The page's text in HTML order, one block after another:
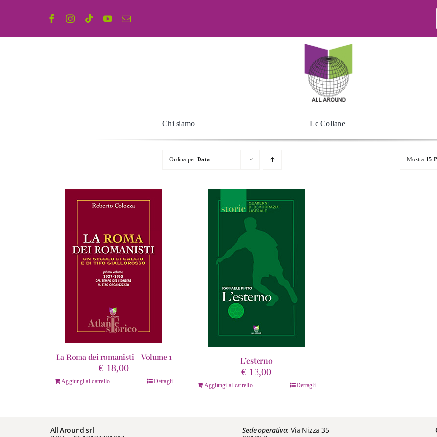
Chi siamo Le Collane
Ordina per Data Mostra 15
La Roma dei romanisti – Volume 1
€ 18,00
Aggiungi al carrello Dettagli
L’esterno
€ 13,00
Aggiungi al carrello Dettagli
All Around srl
Sede operativa: Via Nizza 35